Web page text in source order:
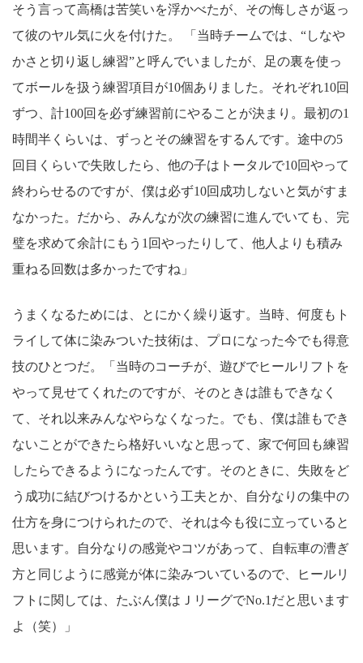
そう言って高橋は苦笑いを浮かべたが、その悔しさが返っ
て彼のヤル気に火を付けた。 「当時チームでは、“しなや
かさと切り返し練習”と呼んでいましたが、足の裏を使っ
てボールを扱う練習項目が10個ありました。それぞれ10回
ずつ、計100回を必ず練習前にやることが決まり。最初の1
時間半くらいは、ずっとその練習をするんです。途中の5
回目くらいで失敗したら、他の子はトータルで10回やって
終わらせるのですが、僕は必ず10回成功しないと気がすま
なかった。だから、みんなが次の練習に進んでいても、完
璧を求めて余計にもう1回やったりして、他人よりも積み
重ねる回数は多かったですね」
うまくなるためには、とにかく繰り返す。当時、何度もト
ライして体に染みついた技術は、プロになった今でも得意
技のひとつだ。「当時のコーチが、遊びでヒールリフトを
やって見せてくれたのですが、そのときは誰もできなく
て、それ以来みんなやらなくなった。でも、僕は誰もでき
ないことができたら格好いいなと思って、家で何回も練習
したらできるようになったんです。そのときに、失敗をど
う成功に結びつけるかという工夫とか、自分なりの集中の
仕方を身につけられたので、それは今も役に立っていると
思います。自分なりの感覚やコツがあって、自転車の漕ぎ
方と同じように感覚が体に染みついているので、ヒールリ
フトに関しては、たぶん僕はＪリーグでNo.1だと思います
よ（笑）」